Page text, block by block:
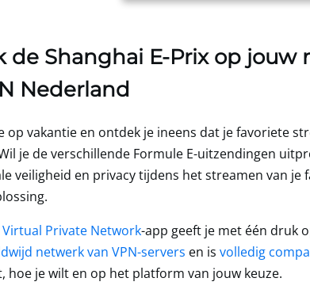
de Shanghai E-Prix op jouw
Nederland
op vakantie en ontdek je ineens dat je favoriete
je de verschillende Formule E-uitzendingen
veiligheid en privacy tijdens het streamen van je
Virtual Private Network-app geeft je met één druk
netwerk van VPN-servers en is volledig
hoe je wilt en op het platform van jouw keuze.